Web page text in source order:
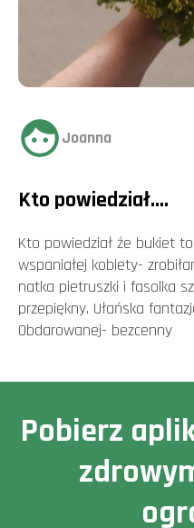
Joanna
Kto powiedział....
Kto powiedział że bukiet
wspaniałej kobiety-
natka pietruszki i fasolka
przepiękny. Ułańska
Obdarowanej- bezcenny
Pobierz